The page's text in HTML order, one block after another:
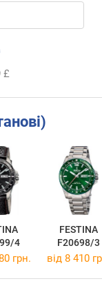
£
4
FESTINA
F20698/3
грн. від 8 410